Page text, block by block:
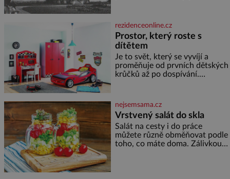
Placzek, Löw-Beer, Fuhrmann,
Kohn a Stiassni se stanou
jednou z hlavních
dramaturgických linií festivalu
židovské kultury ŠTETL FEST
2026. Některé návraty nejsou
jednoduché. Místa, která si
rezidenceonline.cz
Prostor, který roste s
dítětem
Je to svět, který se vyvíjí a
proměňuje od prvních dětských
krůčků až po dospívání.
soustředění i odpočinek a
reaguje na každou etapu života
a specifické potřeby dítěte. Pro
nejmenší je klíčová
jednoduchost, měkkost a
bezpečí, proto by pokoj
nejsemsama.cz
Vrstvený salát do skla
Salát na cesty i do práce
můžete různě obměňovat podle
toho, co máte doma. Zálivkou